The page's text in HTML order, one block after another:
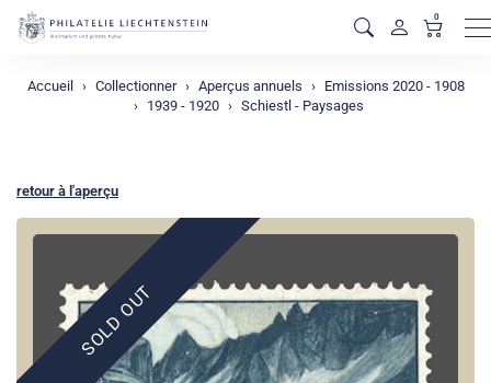
0
Accueil Collectionner Aperçus annuels
Emissions 2020 - 1908
1939 - 1920
Schiestl - Paysages
retour à l'aperçu
SOLD OUT